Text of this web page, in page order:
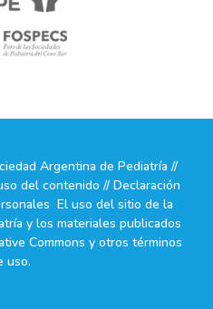
Argentina de Pediatría //
del contenido // Declaración
El uso del sitio de la
y los materiales publicados
Commons y otros términos
uso.